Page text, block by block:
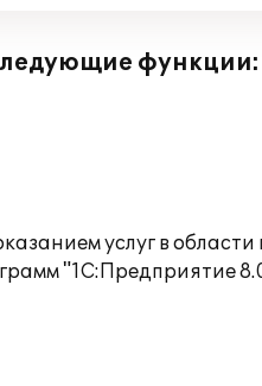
функции:
услуг в
"1С:Предприятие